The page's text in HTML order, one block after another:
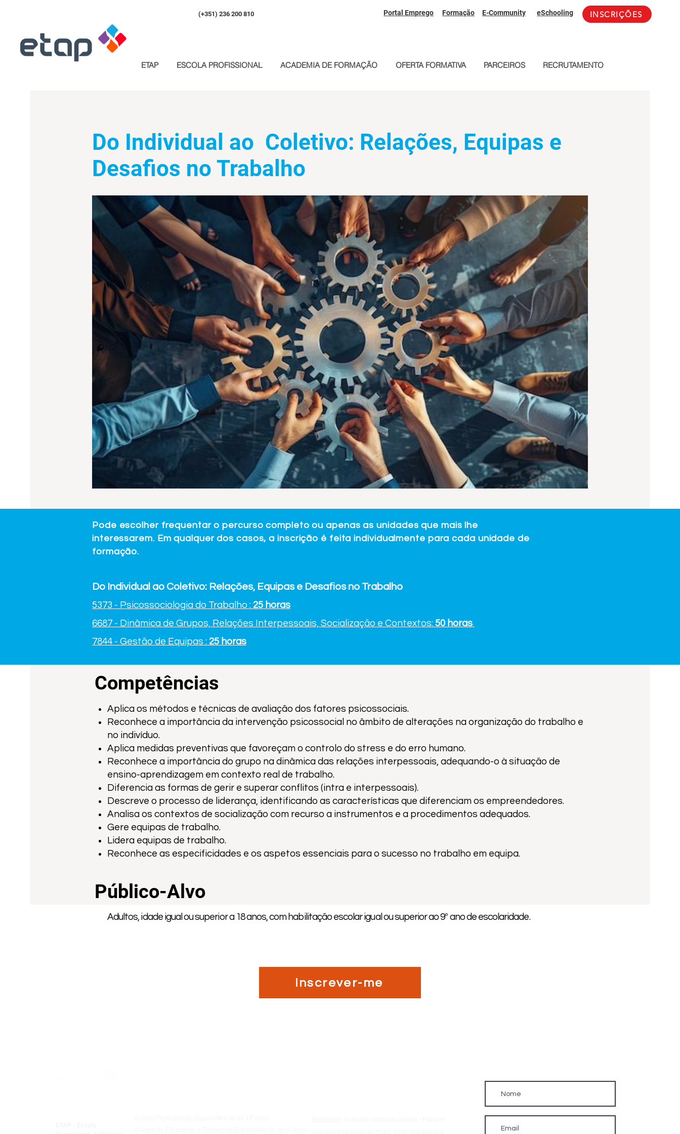
(+351) 236 200 810 Portal Emprego Formação E-Community eSchooling INSCRIÇÕES
ETAP ESCOLA PROFISSIONAL ACADEMIA DE FORMAÇÃO OFERTA FORMATIVA PARCEIROS RECRUTAMENTO
Do Individual ao Coletivo: Relações, Equipas e
Desafios no Trabalho
Competências
Aplica os métodos e técnicas de avaliação dos fatores psicossociais.
Reconhece a importância da intervenção psicossocial no âmbito de alterações na organização do trabalho e
no indivíduo.
Aplica medidas preventivas que favoreçam o controlo do stress e do erro humano.
Reconhece a importância do grupo na dinâmica das relações interpessoais, adequando-o à situação de
ensino-aprendizagem em contexto real de trabalho.
Diferencia as formas de gerir e superar conflitos (intra e interpessoais).
Descreve o processo de liderança, identificando as características que diferenciam os empreendedores.
Analisa os contextos de socialização com recurso a instrumentos e a procedimentos adequados.
Gere equipas de trabalho.
Lidera equipas de trabalho.
Reconhece as especificidades e os aspetos essenciais para o sucesso no trabalho em equipa.
Público-Alvo
Pode escolher frequentar o percurso completo ou apenas as unidades que mais lhe
interessarem. Em qualquer dos casos, a inscrição é feita individualmente para cada unidade de
formação.
Do Individual ao Coletivo: Relações, Equipas e Desafios no Trabalho
5373 - Psicossociologia do Trabalho : 25 horas
6687 - Dinâmica de Grupos, Relações Interpessoais, Socialização e Contextos: 50 horas
7844 - Gestão de Equipas : 25 horas
Adultos, idade igual ou superior a 18 anos, com habilitação escolar igual ou superior ao 9º ano de escolaridade.
Inscrever-me